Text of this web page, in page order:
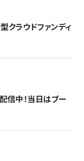
クラウドファンディ
信中！当日はブー